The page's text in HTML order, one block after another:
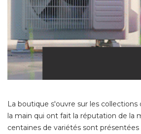
La boutique s'ouvre sur les collections
la main qui ont fait la réputation de la
centaines de variétés sont présentées